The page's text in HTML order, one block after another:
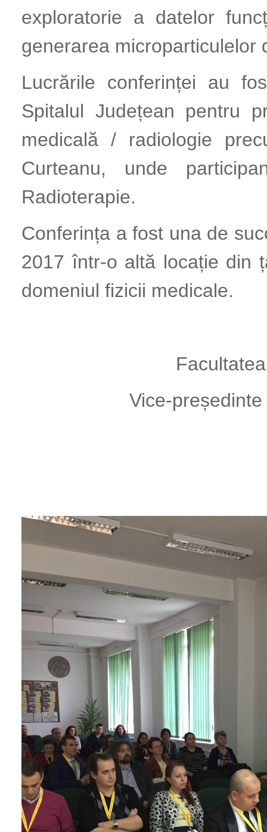
exploratorie a datelor
generarea
Lucrările conferinței au
Spitalul Județean pentru
medicală / radiologie
Curteanu, unde
Radioterapie.
Conferința a fost una de
2017 într-o altă locație din
domeniul fizicii medicale.
Vice-